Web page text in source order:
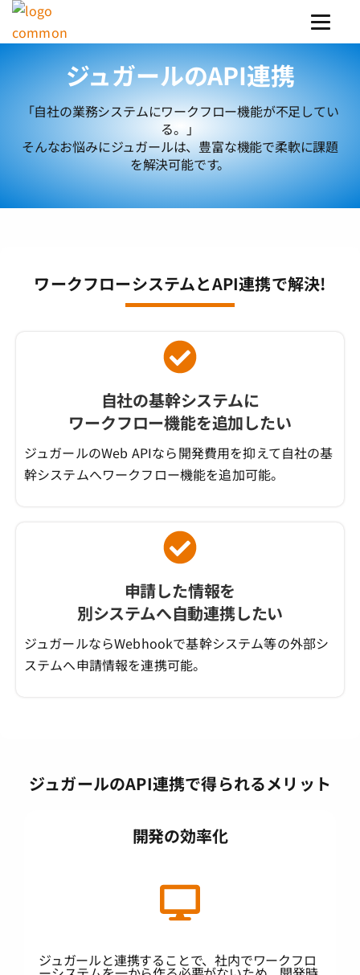
ジュガールのAPI連携
「自社の業務システムにワークフロー機能が不足してい
る。」
そんなお悩みにジュガールは、豊富な機能で柔軟に課題
を解決可能です。
ワークフローシステムとAPI連携で解決!
自社の基幹システムに
ワークフロー機能を追加したい
ジュガールのWeb APIなら開発費用を抑えて自社の基
幹システムへワークフロー機能を追加可能。
申請した情報を
別システムへ自動連携したい
ジュガールならWebhookで基幹システム等の外部シ
ステムへ申請情報を連携可能。
ジュガールのAPI連携で得られるメリット
開発の効率化
ジュガールと連携することで、社内でワークフロ